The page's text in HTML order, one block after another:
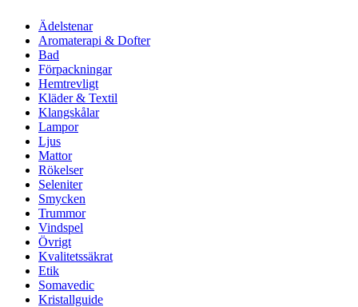
Ädelstenar
Aromaterapi & Dofter
Bad
Förpackningar
Hemtrevligt
Kläder & Textil
Klangskålar
Lampor
Ljus
Mattor
Rökelser
Seleniter
Smycken
Trummor
Vindspel
Övrigt
Kvalitetssäkrat
Etik
Somavedic
Kristallguide